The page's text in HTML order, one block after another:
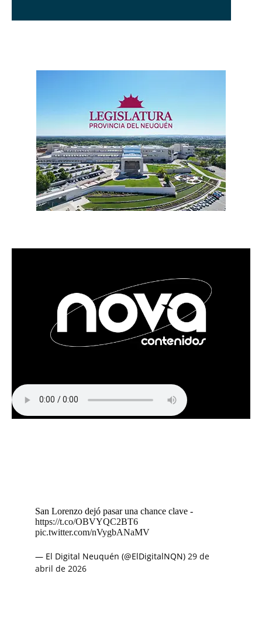
San Lorenzo dejó pasar una chance clave -
https://t.co/OBVYQC2BT6
pic.twitter.com/nVygbANaMV
— El Digital Neuquén (@ElDigitalNQN) 29 de
abril de 2026